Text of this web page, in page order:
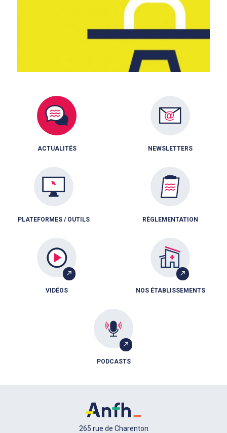
ACTUALITÉS NEWSLETTERS
PLATEFORMES / OUTILS RÈGLEMENTATION
VIDÉOS NOS ÉTABLISSEMENTS
PODCASTS
265 rue de Charenton